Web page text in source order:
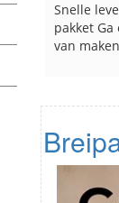
Reeds
en
tevreden